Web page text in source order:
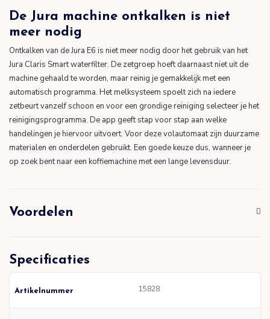
De Jura machine ontkalken is niet
meer nodig
Ontkalken van de Jura E6 is niet meer nodig door het gebruik van het
Jura Claris Smart waterfilter. De zetgroep hoeft daarnaast niet uit de
machine gehaald te worden, maar reinig je gemakkelijk met een
automatisch programma. Het melksysteem spoelt zich na iedere
zetbeurt vanzelf schoon en voor een grondige reiniging selecteer je het
reinigingsprogramma. De app geeft stap voor stap aan welke
handelingen je hiervoor uitvoert. Voor deze volautomaat zijn duurzame
materialen en onderdelen gebruikt. Een goede keuze dus, wanneer je
op zoek bent naar een koffiemachine met een lange levensduur.
Voordelen
Specificaties
Artikelnummer 15828